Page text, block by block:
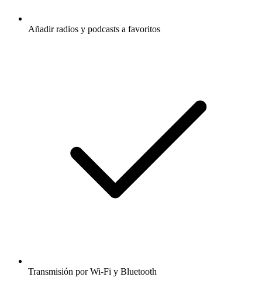
Añadir radios y podcasts a favoritos
Transmisión por Wi-Fi y Bluetooth